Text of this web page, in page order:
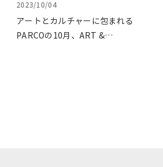
2023/10/04
アートとカルチャーに包まれる
PARCOの10月、ART &